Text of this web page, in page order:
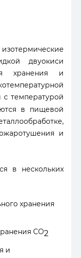
двуокиси
хранения и
температурой
в пищевой
и
в нескольких
хранения
СО2
и